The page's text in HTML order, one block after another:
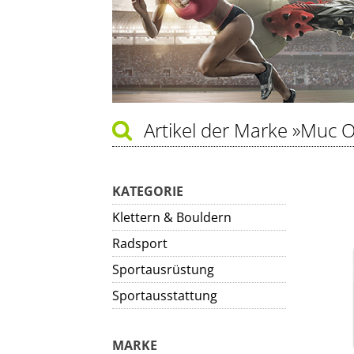
Artikel der Marke »Muc
KATEGORIE
Klettern & Bouldern
Radsport
Sportausrüstung
Sportausstattung
MARKE